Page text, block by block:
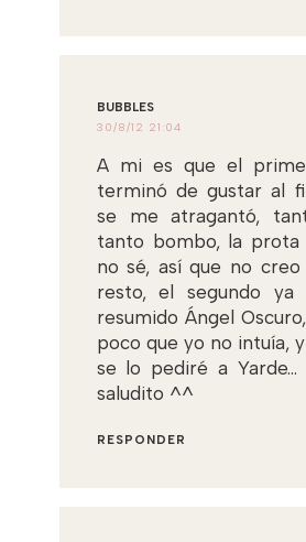
BUBBLES
30/8/12 21:04
A mi es que el
terminó de gustar al
se me atragantó,
tanto bombo, la prota
no sé, así que no
resto, el segundo
resumido Ángel
poco que yo no intuía,
se lo pediré a Yarde...
saludito ^^
RESPONDER